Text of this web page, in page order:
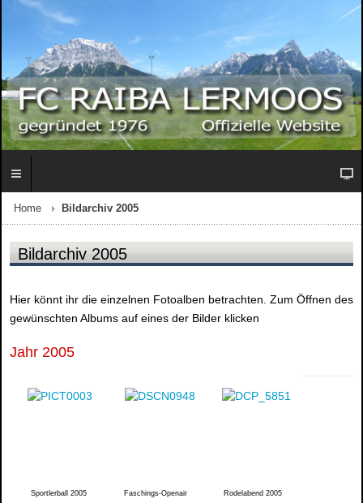
Home Bildarchiv 2005
Bildarchiv 2005
Hier könnt ihr die einzelnen Fotoalben betrachten. Zum Öffnen des
gewünschten Albums auf eines der Bilder klicken
Jahr 2005
Sportlerball 2005 Faschings-Openair Rodelabend 2005